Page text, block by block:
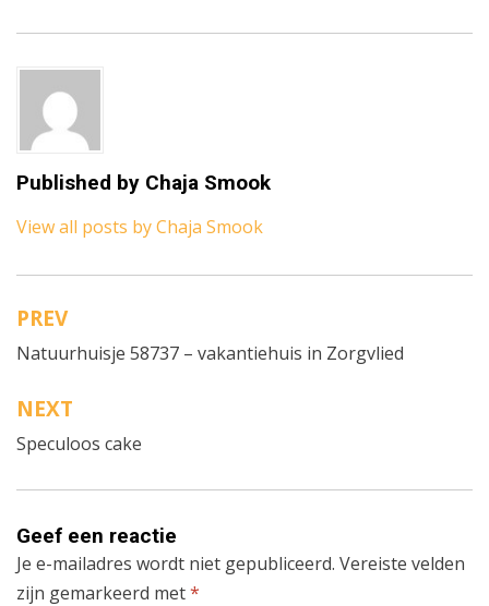
Published by Chaja Smook
View all posts by Chaja Smook
Bericht
navigatie
PREV
Natuurhuisje 58737 – vakantiehuis in Zorgvlied
NEXT
Speculoos cake
Geef een reactie
Je e-mailadres wordt niet gepubliceerd. Vereiste velden
zijn gemarkeerd met*